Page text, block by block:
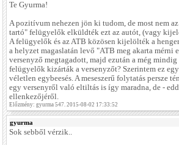
Te Gyurma!
A pozitívum nehezen jön ki tudom, de most nem
tartó" felügyelők elküldték ezt az autót, (vagy
A felügyelők és az ATB közösen kijelölték a
a helyzet magaslatán levő "ATB meg akarta mérni
versenyző megtagadott, majd ezután a még
felügyelők kizárták a versenyzőt? Szerintem ez
véletlen egybeesés. A meseszerű folytatás persze
egy versenyről való eltiltás is így maradna, de -
ellenkezőjéről.
Előzmény: gyurma 547. 2015-08-02 17:33:52
gyurma
Sok sebből vérzik..